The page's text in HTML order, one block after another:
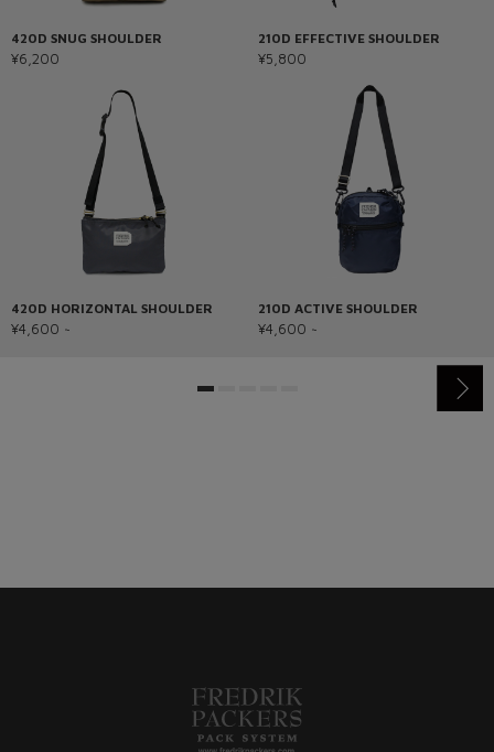
420D SNUG SHOULDER
¥6,200
420D HORIZONTAL SHOULDER
¥4,600 ~
210D EFFECTIVE SHOULDER
¥5,800
210D ACTIVE SHOULDER
¥4,600 ~